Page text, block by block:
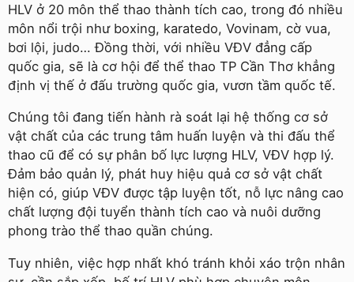
HLV ở 20 môn thể thao thành tích cao, trong đó nhiều
môn nổi trội như boxing, karatedo, Vovinam, cờ vua,
bơi lội, judo… Đồng thời, với nhiều VĐV đẳng cấp
quốc gia, sẽ là cơ hội để thể thao TP Cần Thơ khẳng
định vị thế ở đấu trường quốc gia, vươn tầm quốc tế.
Chúng tôi đang tiến hành rà soát lại hệ thống cơ sở
vật chất của các trung tâm huấn luyện và thi đấu thể
thao cũ để có sự phân bố lực lượng HLV, VĐV hợp lý.
Đảm bảo quản lý, phát huy hiệu quả cơ sở vật chất
hiện có, giúp VĐV được tập luyện tốt, nỗ lực nâng cao
chất lượng đội tuyển thành tích cao và nuôi dưỡng
phong trào thể thao quần chúng.
Tuy nhiên, việc hợp nhất khó tránh khỏi xáo trộn nhân